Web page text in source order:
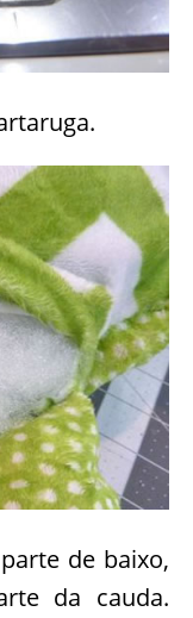
de baixo,
da cauda.